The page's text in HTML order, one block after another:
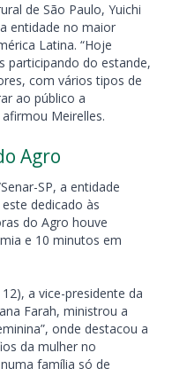
de São Paulo, Yuichi
entidade no maior
Latina. “Hoje
participando do estande,
com vários tipos de
ao público a
Meirelles.
Agro
SP, a entidade
dedicado às
do Agro houve
e 10 minutos em
a vice-presidente da
Farah, ministrou a
onde destacou a
da mulher no
família só de